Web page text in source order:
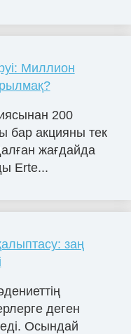
Миллион
200
бар акцияны тек
жағдайда
Erte...
заң
деген
Осындай